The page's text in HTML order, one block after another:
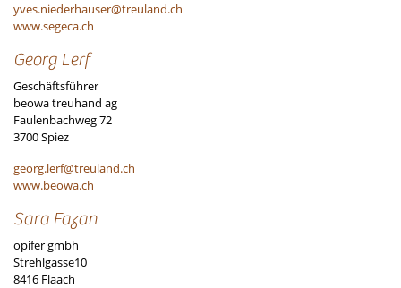
yves.niederhauser@treuland.ch
www.segeca.ch
Georg Lerf
Geschäftsführer
beowa treuhand ag
Faulenbachweg 72
3700 Spiez
georg.lerf@treuland.ch
www.beowa.ch
Sara Fazan
opifer gmbh
Strehlgasse10
8416 Flaach